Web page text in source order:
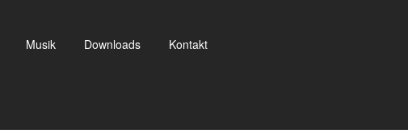
Musik Downloads Kontakt